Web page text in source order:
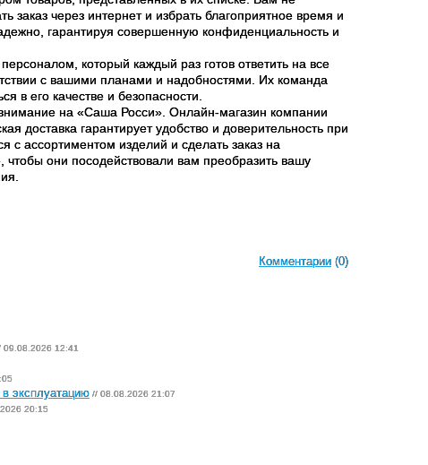
заказ через интернет и избрать благоприятное время и
гарантируя совершенную конфиденциальность и
который каждый раз готов ответить на все
с вашими планами и надобностями. Их команда
в его качестве и безопасности.
на «Саша Росси». Онлайн-магазин компании
доставка гарантирует удобство и доверительность при
с ассортиментом изделий и сделать заказ на
они посодействовали вам преобразить вашу
Комментарии (0)
09.08.2026 12:41
эксплуатацию // 08.08.2026 21:07
20:15